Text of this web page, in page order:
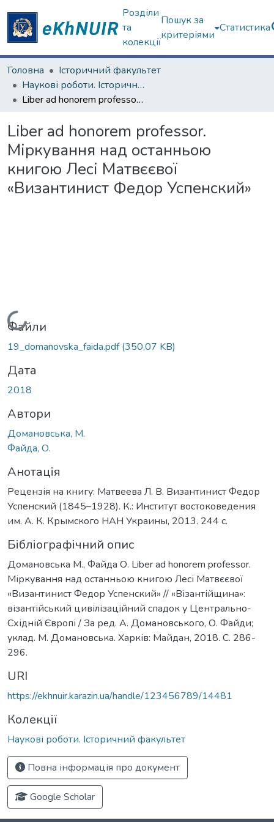
Розділи
та
колекції
Пошук за
критеріями
Статистика
Головна
Історичний факультет
Наукові роботи. Історичний факультет
Liber ad honorem professor. Міркування над останньою книгою Лесі Матвєєвої «Византинист Федор Успенский»
Liber ad honorem professor.
Міркування над останньою
книгою Лесі Матвєєвої
«Византинист Федор Успенский»
Вантажиться...
Файли
19_domanovska_faida.pdf(350,07 KB)
Дата
2018
Автори
Домановська, М.
Файда, О.
Анотація
Рецензія на книгу: Матвеева Л. В. Византинист Федор
Успенский (1845–1928). К.: Институт востоковедения
им. А. К. Крымского НАН Украины, 2013. 244 с.
Бібліографічний опис
Домановська М., Файда О. Liber ad honorem professor.
Міркування над останньою книгою Лесі Матвєєвої
«Византинист Федор Успенский» // «Візантійщина»:
візантійський цивілізаційний спадок у Центрально-
Східній Європі / За ред. А. Домановського, О. Файди;
уклад. М. Домановська. Харків: Майдан, 2018. С. 286-
296.
URI
https://ekhnuir.karazin.ua/handle/123456789/14481
Колекції
Наукові роботи. Історичний факультет
Повна інформація про документ
Google Scholar